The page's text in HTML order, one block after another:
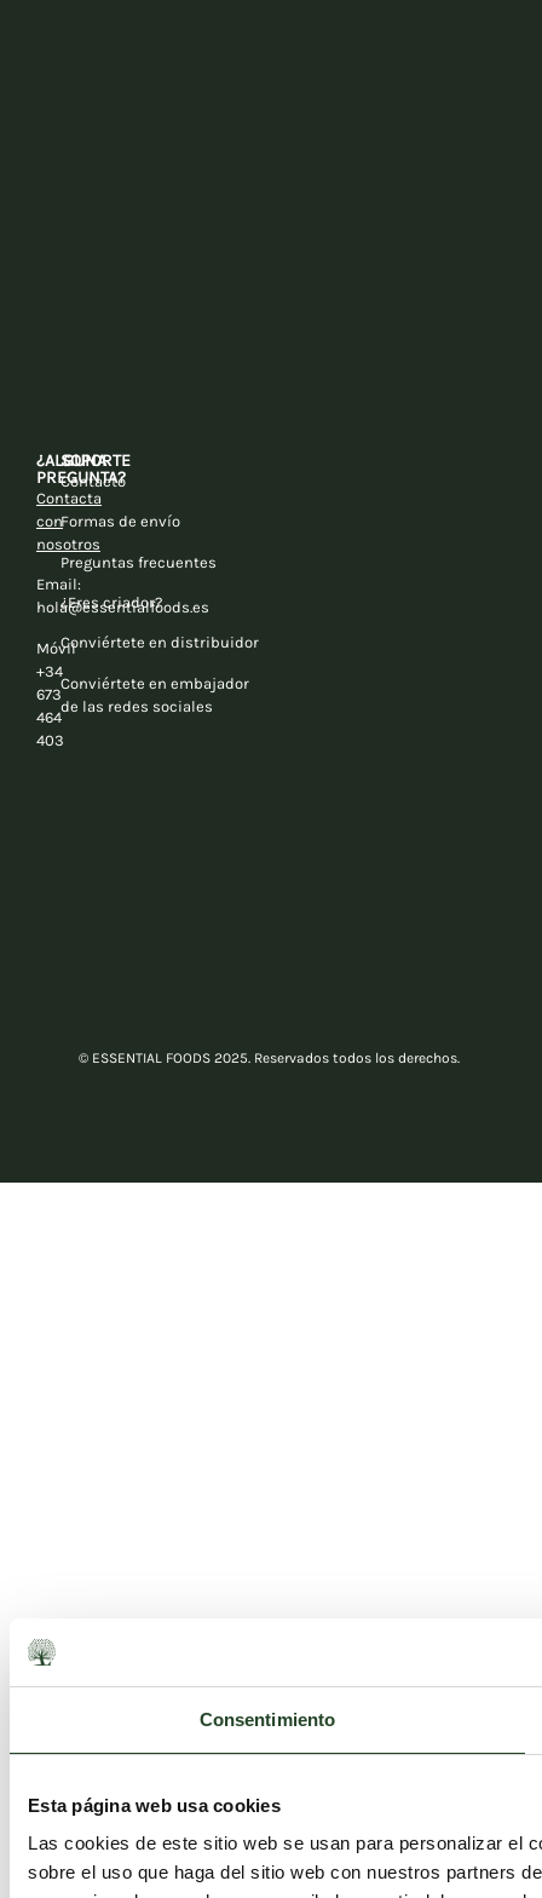
Consentimiento
Esta página web usa cookies
Las cookies de este sitio web se usan para personalizar el
sobre el uso que haga del sitio web con nuestros partners
¿ALGUNA
PREGUNTA?
Contacta
con
nosotros
Email:
hola@essentialfoods.es
Móvil
+34
673
464
403
SOPORTE
Contacto
Formas de envío
Preguntas frecuentes
¿Eres criador?
Conviértete en distribuidor
Conviértete en embajador
de las redes sociales
© ESSENTIAL FOODS 2025. Reservados todos los derechos.